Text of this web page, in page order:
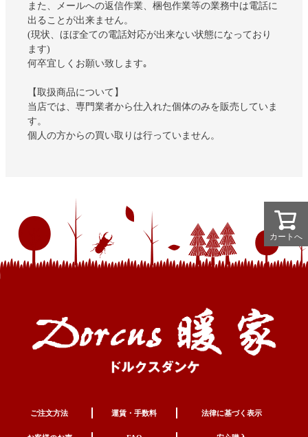
また、メールへの返信作業、梱包作業等の業務中は電話に
出ることが出来ません。
(現状、ほぼ全ての電話対応が出来ない状態になっており
ます)
何卒宜しくお願い致します｡
【取扱商品について】
当店では、専門業者から仕入れた個体のみを販売していま
す。
個人の方からの買い取りは行っていません。
カートへ
ご注文方法 運賃・手数料 法律に基づく表示
カートへ